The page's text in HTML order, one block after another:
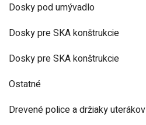
Dosky pod umývadlo
Dosky pre SKA konštrukcie
Dosky pre SKA konštrukcie
Ostatné
Drevené police a držiaky uterákov